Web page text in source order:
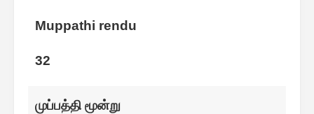
Muppathi rendu
32
முப்பத்தி மூன்று